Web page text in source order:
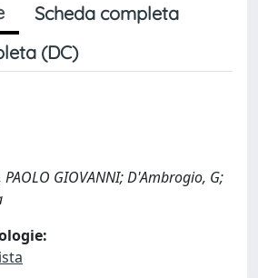
Scheda completa
(DC)
GIOVANNI; D'Ambrogio, G;